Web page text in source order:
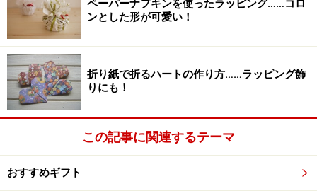
ペーパーナプキンを使ったラッピング……コロ
ンとした形が可愛い！
折り紙で折るハートの作り方……ラッピング飾
りにも！
この記事に関連するテーマ
おすすめギフト